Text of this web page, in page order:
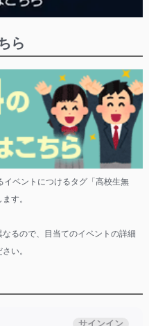
ら
ベントにつけるタグ「高校生無
す。
るので、目当てのイベントの詳細
い。